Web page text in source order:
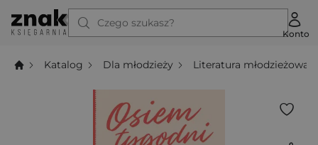
Czego szukasz?
Konto
Katalog Dla młodzieży Literatura młodzieżowa